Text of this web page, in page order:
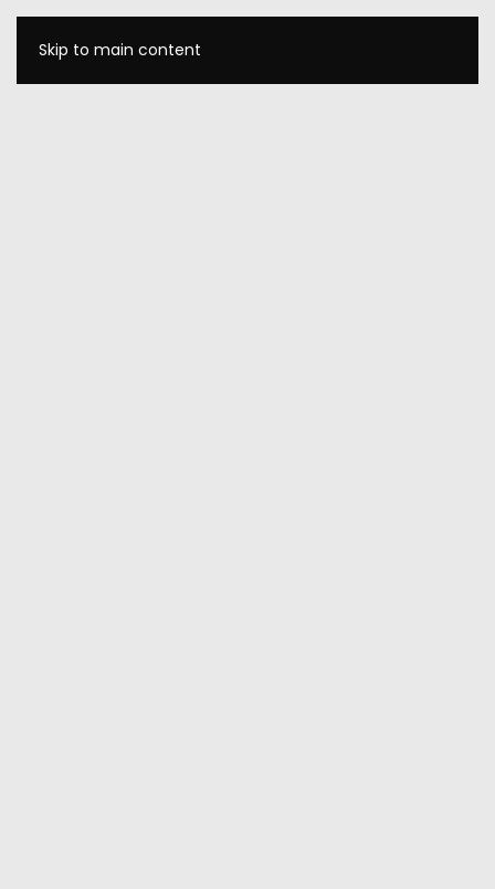
Skip to main content